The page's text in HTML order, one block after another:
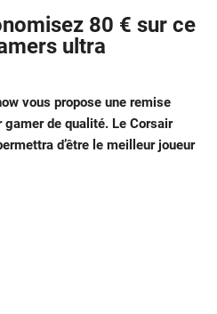
80 € sur ce
ultra
vous propose une remise
de qualité. Le Corsair
d’être le meilleur joueur